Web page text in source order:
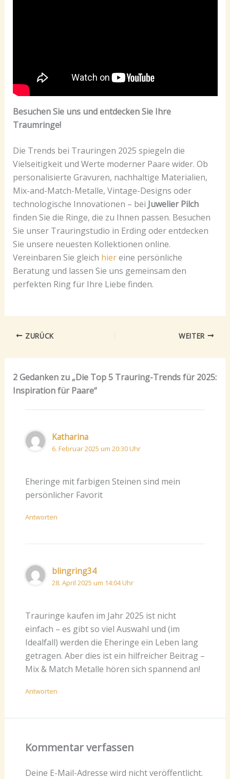
Besuchen Sie uns und entdecken Sie Ihre
Traumringe!
Die Trends bei Trauringen 2025 spiegeln die
Vielseitigkeit und Werte moderner Paare wider. Ob
personalisierte Gravuren, nachhaltige Materialien,
Mix-and-Match-Metalle, Vintage-Designs oder
technologische Innovationen – bei Juwelier Pilch
finden Sie die Ringe, die zu Ihnen passen. Besuchen
Sie unser Trauringstudio in Erding oder entdecken
Sie unsere neuesten Kollektionen online.
Vereinbaren Sie gleich hiereine persönliche
Beratung und lassen Sie uns gemeinsam den
perfekten Ring für Ihre Liebe finden.
ZURÜCK WEITER
2 Gedanken zu „Die Top 5 Trauring-Trends für 2025:
Inspiration für Paare“
Katharina
6. Februar 2025 um 20:30 Uhr
Eheringe mit farbigen Steinen sind mein
persönlicher Favorit
Antworten
blingring34
28. April 2025 um 14:04 Uhr
Trauringe kaufen im Jahr 2025 ist nicht
einfach – es gibt so viel Auswahl und (im
Idealfall) werden die Eheringe ein Leben lang
getragen. Aber dies ist ein hilfreicher Beitrag –
Mix & Match Metalle hören sich spannend an!
Antworten
Kommentar verfassen
Deine E-Mail-Adresse wird nicht veröffentlicht.